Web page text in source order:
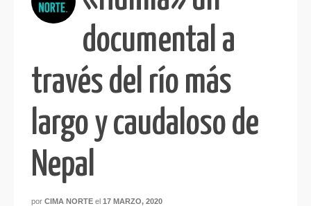
documental a
través del río más
largo y caudaloso de
Nepal
por CIMA NORTE el 17 MARZO, 2020